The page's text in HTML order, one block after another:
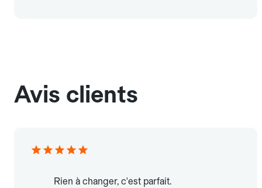
Avis clients
Rien à changer, c'est parfait.